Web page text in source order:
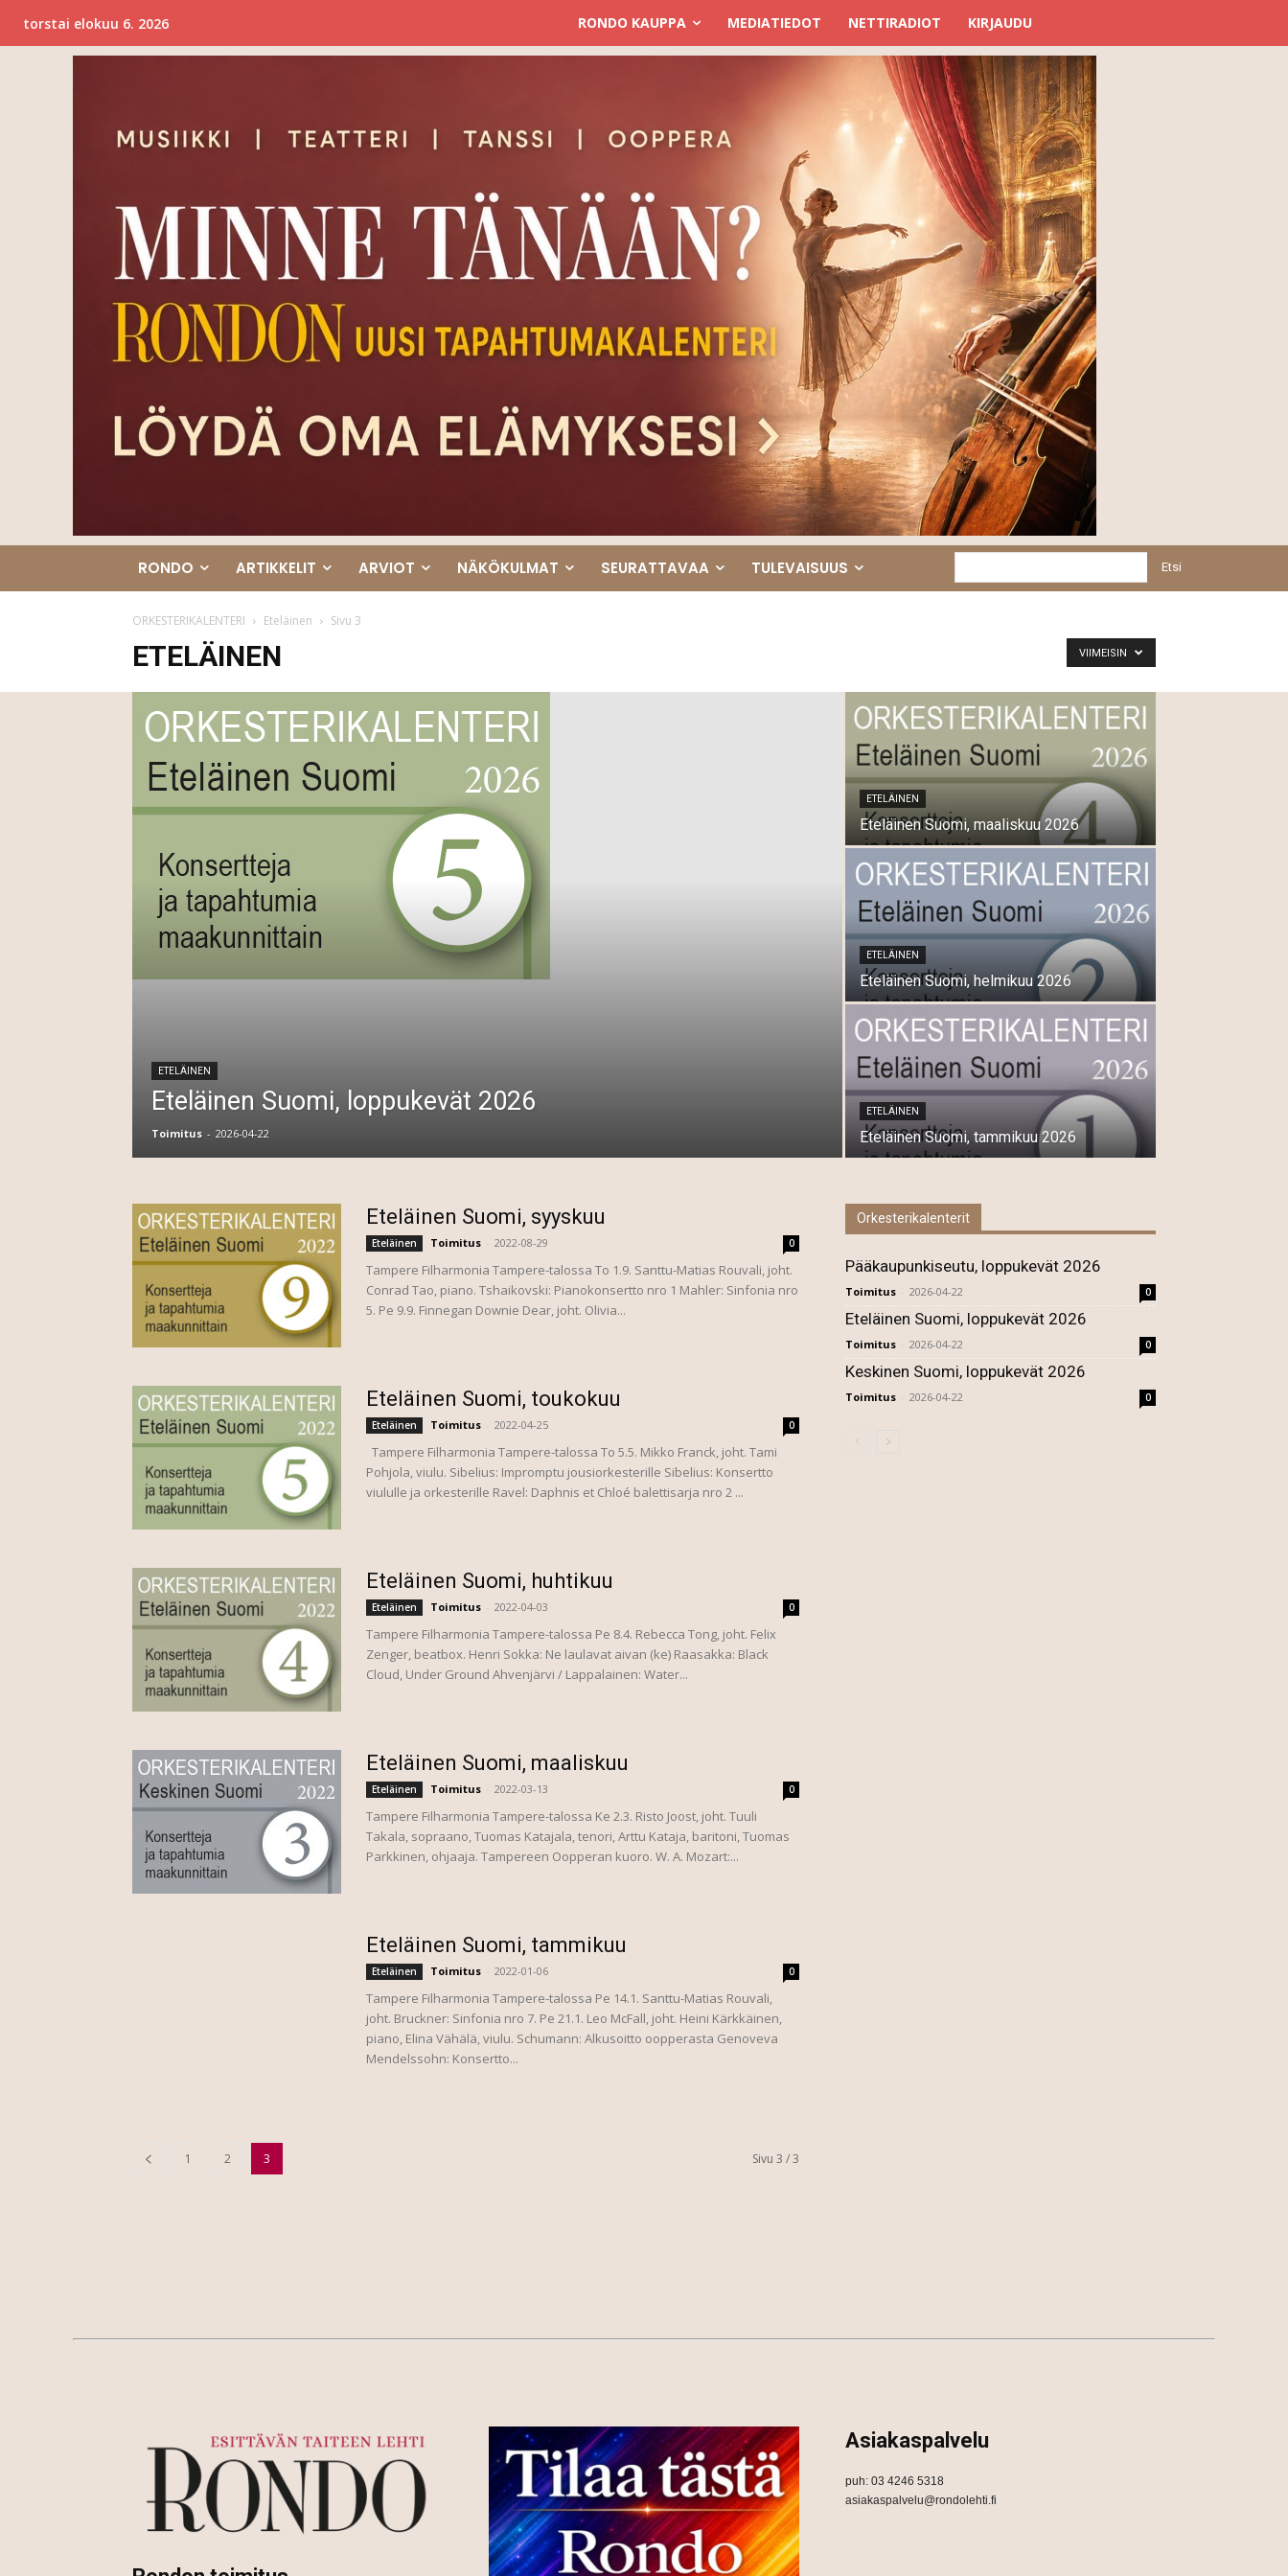
torstai elokuu 6. 2026 RONDO KAUPPA MEDIATIEDOT NETTIRADIOT KIRJAUDU
RONDO ARTIKKELIT ARVIOT NÄKÖKULMAT SEURATTAVAA TULEVAISUUS Etsi
ORKESTERIKALENTERI Eteläinen Sivu 3
ETELÄINEN VIIMEISIN
ETELÄINEN
Eteläinen Suomi, loppukevät 2026
Toimitus - 2026-04-22
ETELÄINEN
Eteläinen Suomi, maaliskuu 2026
ETELÄINEN
Eteläinen Suomi, helmikuu 2026
ETELÄINEN
Eteläinen Suomi, tammikuu 2026
Eteläinen Suomi, syyskuu
Eteläinen Toimitus - 2022-08-29 0
Tampere Filharmonia Tampere-talossa To 1.9. Santtu-Matias Rouvali, joht.
Conrad Tao, piano. ​ Tshaikovski: Pianokonsertto nro 1 Mahler: Sinfonia nro
5. Pe 9.9. Finnegan Downie Dear, joht. Olivia...
Eteläinen Suomi, toukokuu
Eteläinen Toimitus - 2022-04-25 0
Tampere Filharmonia Tampere-talossa To 5.5. Mikko Franck, joht. Tami
Pohjola, viulu. Sibelius: Impromptu jousiorkesterille Sibelius: Konsertto
viululle ja orkesterille Ravel: Daphnis et Chloé balettisarja nro 2 ...
Eteläinen Suomi, huhtikuu
Eteläinen Toimitus - 2022-04-03 0
Tampere Filharmonia Tampere-talossa Pe 8.4. Rebecca Tong, joht. Felix
Zenger, beatbox. Henri Sokka: Ne laulavat aivan (ke) Raasakka: Black
Cloud, Under Ground Ahvenjärvi / Lappalainen: Water...
Eteläinen Suomi, maaliskuu
Eteläinen Toimitus - 2022-03-13 0
Tampere Filharmonia Tampere-talossa Ke 2.3. Risto Joost, joht. Tuuli
Takala, sopraano, Tuomas Katajala, tenori, Arttu Kataja, baritoni, Tuomas
Parkkinen, ohjaaja. Tampereen Oopperan kuoro. W. A. Mozart:...
Eteläinen Suomi, tammikuu
Eteläinen Toimitus - 2022-01-06 0
Tampere Filharmonia Tampere-talossa Pe 14.1. Santtu-Matias Rouvali,
joht. Bruckner: Sinfonia nro 7. Pe 21.1. Leo McFall, joht. Heini Kärkkäinen,
piano, Elina Vähälä, viulu. Schumann: Alkusoitto oopperasta Genoveva
Mendelssohn: Konsertto...
1 2 3 Sivu 3 / 3
Orkesterikalenterit
Pääkaupunkiseutu, loppukevät 2026
Toimitus - 2026-04-22 0
Eteläinen Suomi, loppukevät 2026
Toimitus - 2026-04-22 0
Keskinen Suomi, loppukevät 2026
Toimitus - 2026-04-22 0
Asiakaspalvelu
puh: 03 4246 5318
asiakaspalvelu@rondolehti.fi